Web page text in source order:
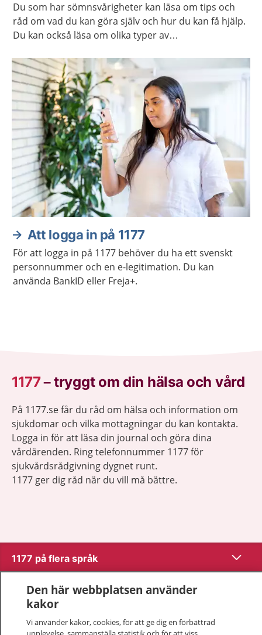
Du som har sömnsvårigheter kan läsa om tips och
råd om vad du kan göra själv och hur du kan få hjälp.
Du kan också läsa om olika typer av
avslappningsövningar.
Att logga in på 1177
För att logga in på 1177 behöver du ha ett svenskt
personnummer och en e-legitimation. Du kan
använda BankID eller Freja+.
1177–tryggt om din hälsa och vård
På 1177.se får du råd om hälsa och information om
sjukdomar och vilka mottagningar du kan kontakta.
Logga in för att läsa din journal och göra dina
vårdärenden. Ring telefonnummer 1177 för
sjukvårdsrådgivning dygnet runt.
1177 ger dig råd när du vill må bättre.
1177 på flera språk Visa
Om 1177
Kontakt
Den här webbplatsen använder
kakor
Vi använder kakor, cookies, för att ge dig en förbättrad